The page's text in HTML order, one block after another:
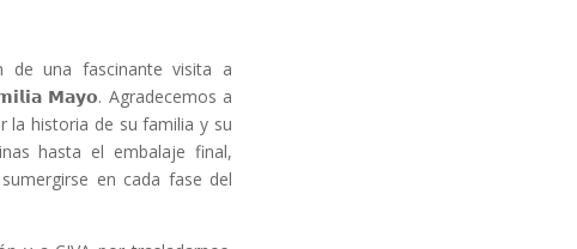
de una fascinante visita a
𝗠𝗮𝘆𝗼. Agradecemos a
la historia de su familia y su
hasta el embalaje final,
en cada fase del